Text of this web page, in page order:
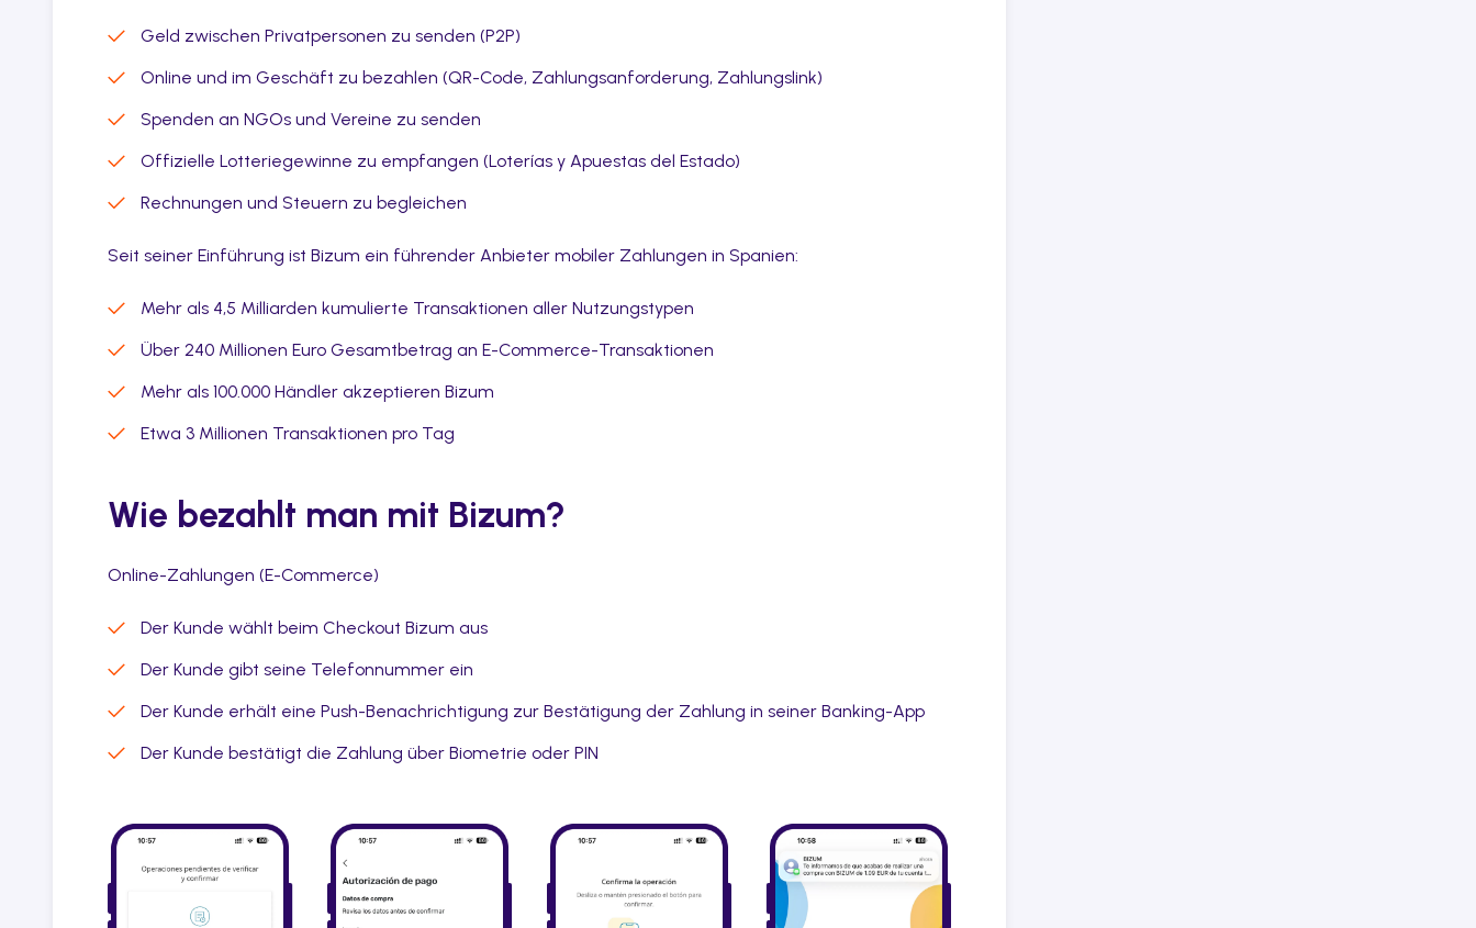
Geld zwischen Privatpersonen zu senden (P2P)
Online und im Geschäft zu bezahlen (QR-Code, Zahlungsanforderung, Zahlungslink)
Spenden an NGOs und Vereine zu senden
Offizielle Lotteriegewinne zu empfangen (Loterías y Apuestas del Estado)
Rechnungen und Steuern zu begleichen
Seit seiner Einführung ist Bizum ein führender Anbieter mobiler Zahlungen in Spanien:
Mehr als 4,5 Milliarden kumulierte Transaktionen aller Nutzungstypen
Über 240 Millionen Euro Gesamtbetrag an E-Commerce-Transaktionen
Mehr als 100.000 Händler akzeptieren Bizum
Etwa 3 Millionen Transaktionen pro Tag
Wie bezahlt man mit Bizum?
Online-Zahlungen (E-Commerce)
Der Kunde wählt beim Checkout Bizum aus
Der Kunde gibt seine Telefonnummer ein
Der Kunde erhält eine Push-Benachrichtigung zur Bestätigung der Zahlung in seiner Banking-App
Der Kunde bestätigt die Zahlung über Biometrie oder PIN